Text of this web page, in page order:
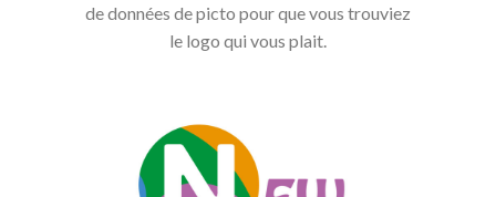
de données de picto pour que vous trouviez
le logo qui vous plait.